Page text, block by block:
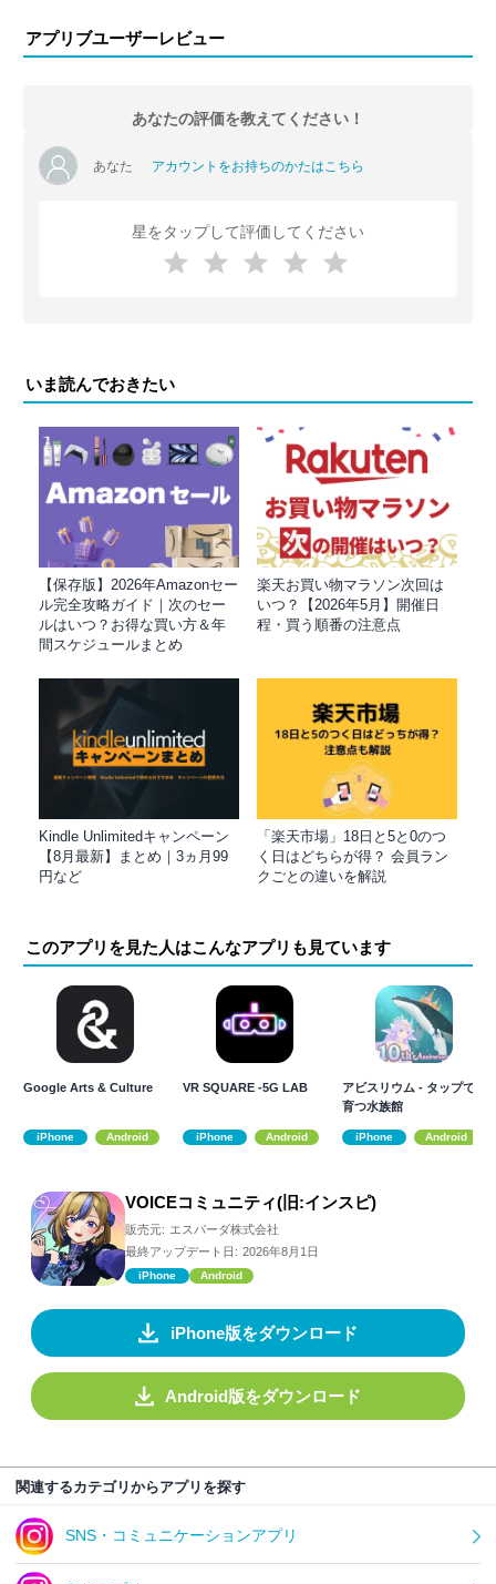
アプリブユーザーレビュー
あなたの評価を教えてください！
あなた アカウントをお持ちのかたはこちら
星をタップして評価してください
いま読んでおきたい
【保存版】2026年Amazonセー
ル完全攻略ガイド｜次のセー
ルはいつ？お得な買い方＆年
間スケジュールまとめ
楽天お買い物マラソン次回は
いつ？【2026年5月】開催日
程・買う順番の注意点
Kindle Unlimitedキャンペーン
【8月最新】まとめ｜3ヵ月99
円など
「楽天市場」18日と5と0のつ
く日はどちらが得？ 会員ラン
クごとの違いを解説
このアプリを見た人はこんなアプリも見ています
Google Arts & Culture
iPhone Android
VR SQUARE -5G LAB
iPhone Android
アビスリウム - タップで
育つ水族館
iPhone Android
VOICEコミュニティ(旧:インスピ)
販売元: エスパーダ株式会社
最終アップデート日: 2026年8月1日
iPhone Android
iPhone版をダウンロード
Android版をダウンロード
関連するカテゴリからアプリを探す
SNS・コミュニケーションアプリ